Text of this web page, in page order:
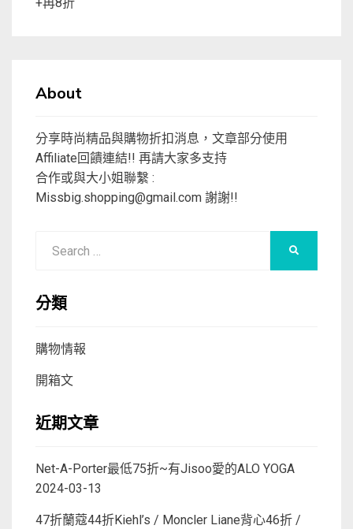
+再8折
About
分享時尚精品與購物折扣消息，文章部分使用
Affiliate回饋連結!! 再請大家多支持
合作或與大小姐聯繫 :
Missbig.shopping@gmail.com 謝謝!!
分類
購物情報
開箱文
近期文章
Net-A-Porter最低75折~有Jisoo愛的ALO YOGA
2024-03-13
47折蘭蔻44折Kiehl’s / Moncler Liane背心46折 /